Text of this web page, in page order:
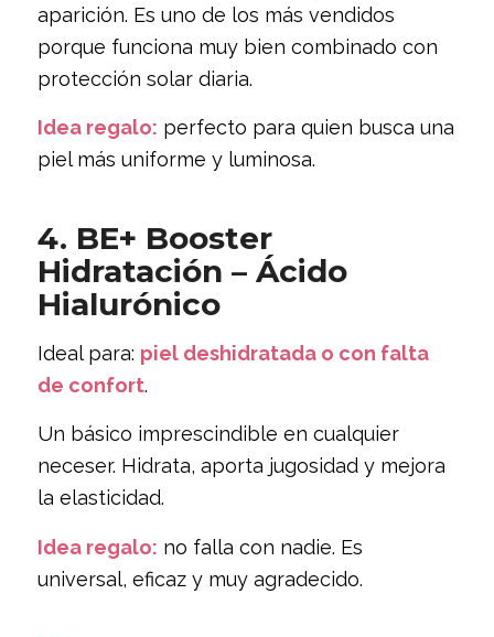
aparición. Es uno de los más vendidos
porque funciona muy bien combinado con
protección solar diaria.
Idea regalo: perfecto para quien busca una
piel más uniforme y luminosa.
4. BE+ Booster
Hidratación – Ácido
Hialurónico
Ideal para: piel deshidratada o con falta
de confort.
Un básico imprescindible en cualquier
neceser. Hidrata, aporta jugosidad y mejora
la elasticidad.
Idea regalo: no falla con nadie. Es
universal, eficaz y muy agradecido.